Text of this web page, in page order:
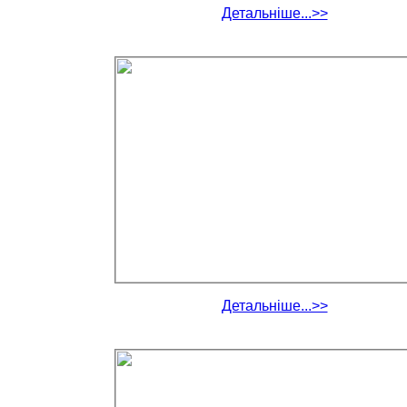
Детальніше...>>
Детальніше...>>